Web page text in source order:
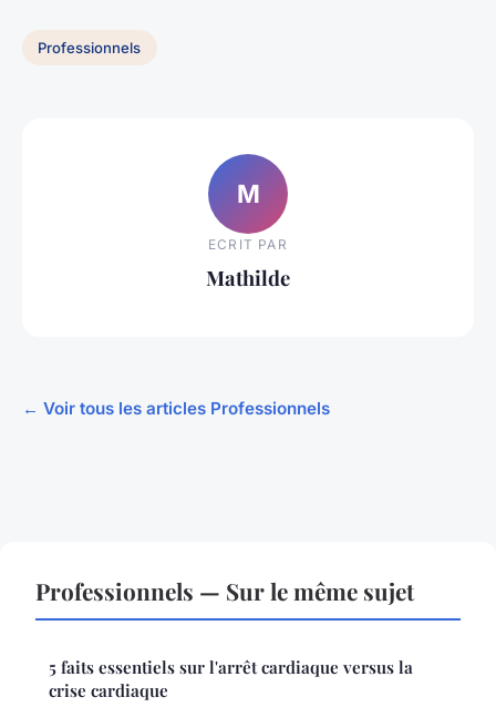
Professionnels
M
ECRIT PAR
Mathilde
← Voir tous les articles Professionnels
Professionnels — Sur le même sujet
5 faits essentiels sur l'arrêt cardiaque versus la
crise cardiaque